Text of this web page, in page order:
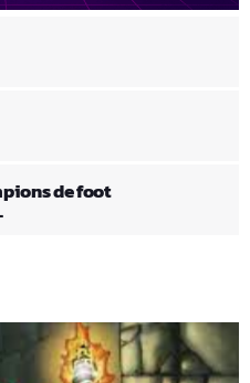
de foot